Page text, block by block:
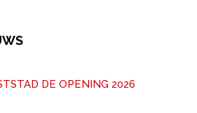
DE OPENING 2026